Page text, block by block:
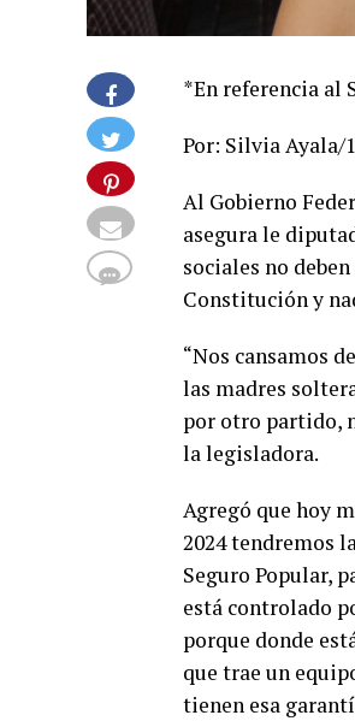
*En referencia al
Por: Silvia Ayala/
Al Gobierno
asegura le
sociales no
Constitución y
“Nos cansamos
las madres
por otro partido,
la legisladora.
Agregó que hoy
2024 tendremos
Seguro Popular,
está controlado
porque donde
que trae un
tienen esa